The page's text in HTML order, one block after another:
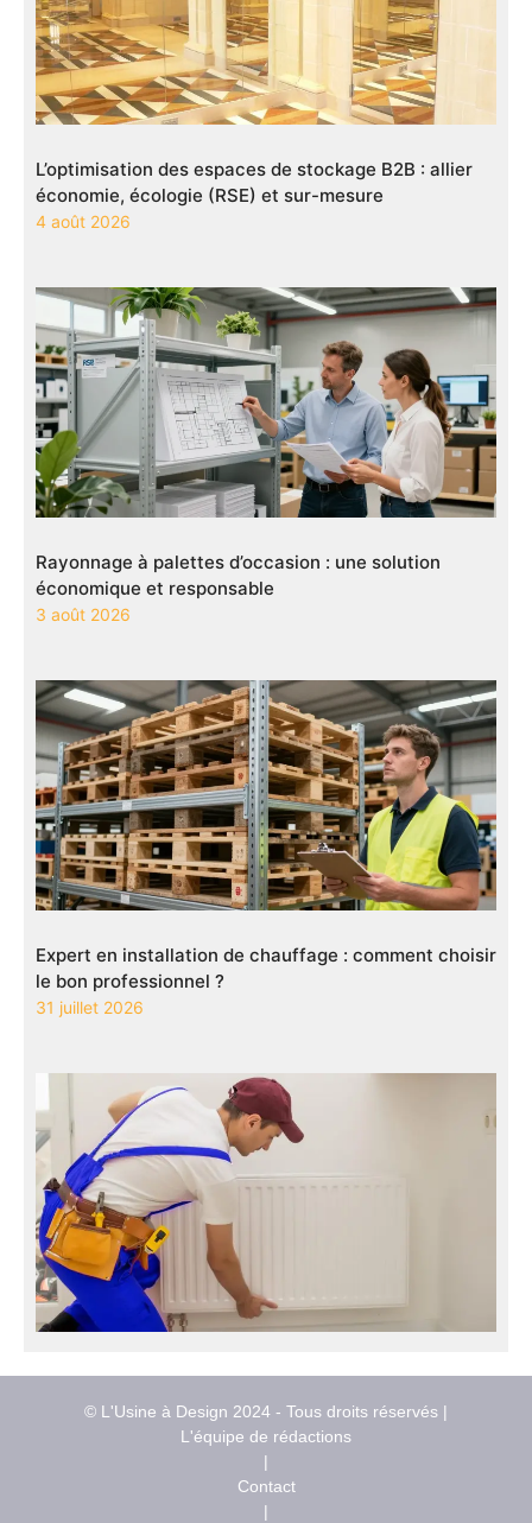
L’optimisation des espaces de stockage B2B : allier
économie, écologie (RSE) et sur-mesure
4 août 2026
Rayonnage à palettes d’occasion : une solution
économique et responsable
3 août 2026
Expert en installation de chauffage : comment choisir
le bon professionnel ?
31 juillet 2026
© L'Usine à Design 2024 - Tous droits réservés |
L'équipe de rédactions
|
Contact
|